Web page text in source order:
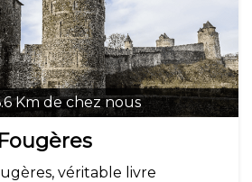
Km de chez nous
véritable livre